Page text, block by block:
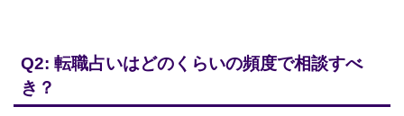
Q2: 転職占いはどのくらいの頻度で相談すべ
き？